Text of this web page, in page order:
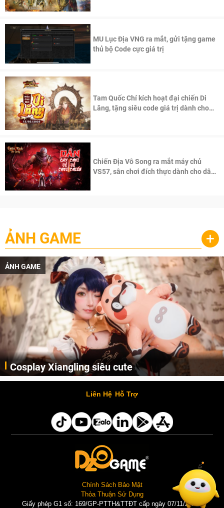
MU Lục Địa VNG ra mắt, gửi tặng game
thủ bộ Code cực giá trị
Tam Quốc Chí kích hoạt đại chiến Di
Lăng, tặng siêu code giá trị dành cho
Chiến Địa Vô Song ra mắt máy chủ
VS57, sân chơi đích thực dành cho dân
ẢNH GAME +
ẢNH GAME
Cosplay Xiangling siêu cute
Cùng thưởng thức những hình ảnh cosplay Xiangling trong Genshin Impact siêu dễ thương của người dùng Weibo "阿包也是兔娘"
Liên Hệ Hỗ Trợ
Chính Sách Bảo Mật
Thỏa Thuận Sử Dụng
Giấy phép G1 số: 169/GP-PTTH&TTĐT cấp ngày 07/11/2025 |